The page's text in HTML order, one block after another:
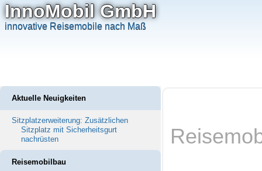
InnoMobil GmbH
innovative Reisemobile nach Maß
Aktuelle Neuigkeiten
Sitzplatzerweiterung: Zusätzlichen
Sitzplatz mit Sicherheitsgurt
nachrüsten
Reisemobilbau